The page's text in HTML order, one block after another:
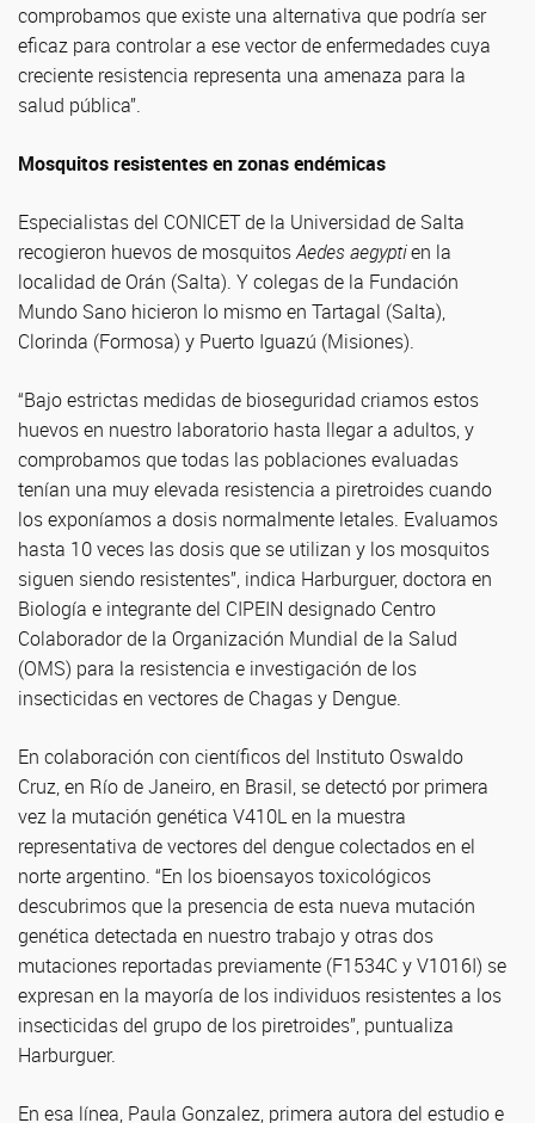
comprobamos que existe una alternativa que podría ser
eficaz para controlar a ese vector de enfermedades cuya
creciente resistencia representa una amenaza para la
salud pública”.
Mosquitos resistentes en zonas endémicas
Especialistas del CONICET de la Universidad de Salta
recogieron huevos de mosquitosAedes aegyptien la
localidad de Orán (Salta). Y colegas de la Fundación
Mundo Sano hicieron lo mismo en Tartagal (Salta),
Clorinda (Formosa) y Puerto Iguazú (Misiones).
“Bajo estrictas medidas de bioseguridad criamos estos
huevos en nuestro laboratorio hasta llegar a adultos, y
comprobamos que todas las poblaciones evaluadas
tenían una muy elevada resistencia a piretroides cuando
los exponíamos a dosis normalmente letales. Evaluamos
hasta 10 veces las dosis que se utilizan y los mosquitos
siguen siendo resistentes”, indica Harburguer, doctora en
Biología e integrante del CIPEIN designado Centro
Colaborador de la Organización Mundial de la Salud
(OMS) para la resistencia e investigación de los
insecticidas en vectores de Chagas y Dengue.
En colaboración con científicos del Instituto Oswaldo
Cruz, en Río de Janeiro, en Brasil, se detectó por primera
vez la mutación genética V410L en la muestra
representativa de vectores del dengue colectados en el
norte argentino. “En los bioensayos toxicológicos
descubrimos que la presencia de esta nueva mutación
genética detectada en nuestro trabajo y otras dos
mutaciones reportadas previamente (F1534C y V1016I) se
expresan en la mayoría de los individuos resistentes a los
insecticidas del grupo de los piretroides”, puntualiza
Harburguer.
En esa línea, Paula Gonzalez, primera autora del estudio e